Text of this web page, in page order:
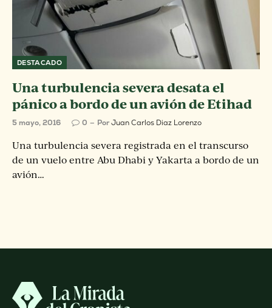
DESTACADO
Una turbulencia severa desata el
pánico a bordo de un avión de Etihad
5 mayo, 2016 0 PorJuan Carlos Diaz Lorenzo
Una turbulencia severa registrada en el transcurso
de un vuelo entre Abu Dhabi y Yakarta a bordo de un
avión…